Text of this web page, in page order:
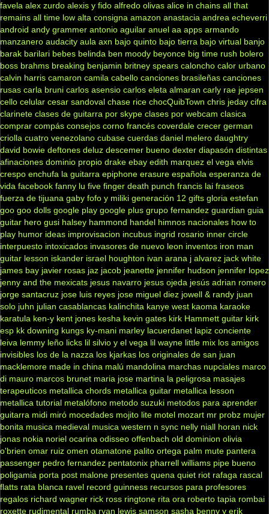
favela alex zurdo alexis y fido alfredo olivas alice in chains all that
remains all time low alta consigna amazon anastacia andrea echeverri
android andy grammer antonio aguilar anuel aa apps armando
manzanero audacity aula axn bajo quinto bajo tierra bajo virtual banjo
barak barilari bebes belinda ben moody beyonce big time rush bolero
boss brahms breaking benjamin britney spears caloncho calor urbano
calvin harris camaron camila cabello canciones brasileñas canciones
rusas carla bruni carlos asensio carlos eleta almaran carly rae jepsen
cello celular cesar sandoval chase rice chocQuibTown chris jeday cifra
clarinete clases de guitarra por skype clases por webcam clasica
comprar compás consejos corno francés coverdale crecer german
criolla cuatro venezolano cubase cuerdas daniel melero daughtry
david bowie deftones deluz descemer bueno dexter diapasón distintas
afinaciones dominio propio drake ebay edith marquez el vega elvis
crespo enchufa la guitarra epiphone erasure española esperanza de
vida facebook fanny lu five finger death punch francis lai fraseos
fuerza de tijuana gaby fofo y miliki generación 12 gifts gloria estefan
goo goo dolls google play google plus grupo fernandez guardian guia
guitar hero gusi halsey hammond handel himnos nacionales how to
play humor ideas improvisacion incubus ingrid rosario inner circle
interpuesto intoxicados invasores de nuevo leon inventos iron man
guitar lesson iskander israel houghton ivan arana j alvarez jack white
james bay javier rosas jaz jacob jeanette jennifer hudson jennifer lopez
jenny and the mexicats jesus navarro jesus ojeda jesús adrian romero
jorge santacruz jose luis reyes jose miguel diez jowell & randy juan
solo juhn julian casablancas kalinchita kanye west kaoma karaoke
karatula ken-y kent jones kesha kevin gates kirk Hammett guitar kirk
esp kk downing kungs ky-mani marley lacuerdanet lapiz conciente
leiva lemmy leño licks lil silvio y el vega lil wayne little mix los amigos
invisibles los de la nazza los kjarkas los originales de san juan
macklemore made in china malú mandolina marchas nupciales marco
di mauro marcos brunet maria jose martina la peligrosa masajes
terapeuticos metallica chords metallica guitar metallica lesson
metallica tutorial metalófono metodo suzuki metodos para aprender
guitarra midi miró mocedades mojito lite motel mozart mr probz mujer
bonita musica medieval musica western n sync nelly niall horan nick
jonas nokia noriel ocarina odisseo offenbach old dominion olivia
o'brien omar ruiz omen otamatone palito ortega palm mute pantera
passenger pedro fernandez pentatonix pharrell williams pipe bueno
poligamia porta post malone presentes quena quiet riot rafaga rascal
flatts rata blanca ravel record guinness recursos para profesores
regalos richard wagner rick ross ringtone rita ora roberto tapia rombai
roxette rudimental rumba ryan lewis samson sasha benny y erik